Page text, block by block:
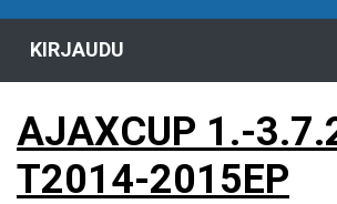
KIRJAUDU
AJAXCUP 1.-
T2014-2015EP